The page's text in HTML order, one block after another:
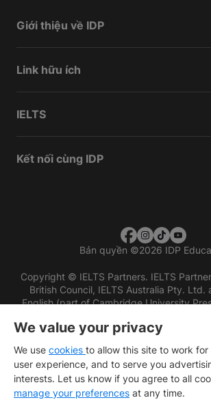
Giới thiệu về IDP
Link hữu ích
IELTS
Kết nối cùng IDP
Bản quyền ©2026 IDP
Copyright © IELTS Partners. IELTS
British Council, IELTS Australia Pty. Ltd.
English (part of Cambridge University
Các nhà đầu tư
Điều khoản sử
We value your privacy
We use cookies to allow this site to work
user experience, and to serve you
interests. Let us know if you agree to all
manage your preferences at any time.